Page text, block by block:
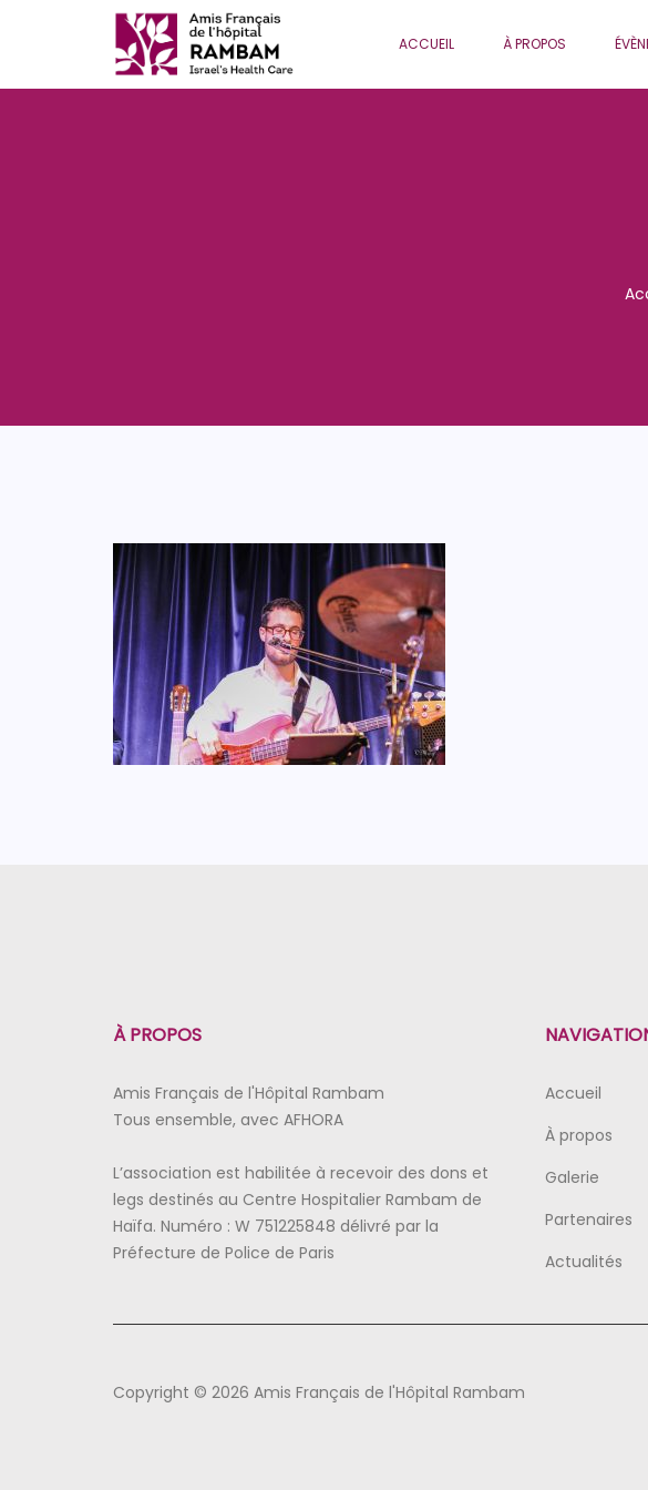
ACCUEIL À PROPOS
À PROPOS
Amis Français de l'Hôpital Rambam
Tous ensemble, avec AFHORA
L’association est habilitée à recevoir des dons et
legs destinés au Centre Hospitalier Rambam de
Haïfa. Numéro : W 751225848 délivré par la
Préfecture de Police de Paris
Accueil
À propos
Galerie
Partenaires
Actualités
Copyright © 2026 Amis Français de l'Hôpital Rambam